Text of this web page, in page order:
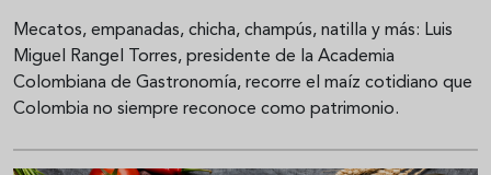
Mecatos, empanadas, chicha, champús, natilla y más: Luis
Miguel Rangel Torres, presidente de la Academia
Colombiana de Gastronomía, recorre el maíz cotidiano que
Colombia no siempre reconoce como patrimonio.